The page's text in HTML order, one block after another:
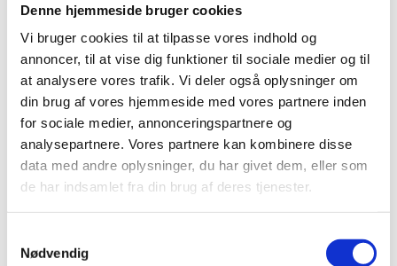
Denne hjemmeside bruger cookies
Vi bruger cookies til at tilpasse vores indhold og
annoncer, til at vise dig funktioner til sociale medier og til
at analysere vores trafik. Vi deler også oplysninger om
din brug af vores hjemmeside med vores partnere inden
for sociale medier, annonceringspartnere og
analysepartnere. Vores partnere kan kombinere disse
data med andre oplysninger, du har givet dem, eller som
de har indsamlet fra din brug af deres tjenester.
Nødvendig
Nedsat funktion. Kommer der ikke de
luftmængder ud af kanalerne, som du er vant til,
kan det godt være pollenfilteret, der er gal med.
Når filteret er fuldt og tilstoppet, har luften
sværere ved at passere.
Lugt. Et tilstoppet kabinefilter kan nemt få din
lastbil til at lugte grimt, og du vil ofte opleve en
lidt skimlet lugt. Som en gammel, fugtig kælder
eller som en underlig jordslået odør.
ikke trukket fugten ud af luft og kabine. Derfor